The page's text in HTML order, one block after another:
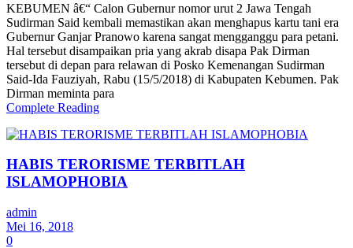
KEBUMEN â€“ Calon Gubernur nomor urut 2 Jawa Tengah
Sudirman Said kembali memastikan akan menghapus kartu tani era
Gubernur Ganjar Pranowo karena sangat mengganggu para petani.
Hal tersebut disampaikan pria yang akrab disapa Pak Dirman
tersebut di depan para relawan di Posko Kemenangan Sudirman
Said-Ida Fauziyah, Rabu (15/5/2018) di Kabupaten Kebumen. Pak
Dirman meminta para
Complete Reading
HABIS TERORISME TERBITLAH
ISLAMOPHOBIA
admin
Mei 16, 2018
0